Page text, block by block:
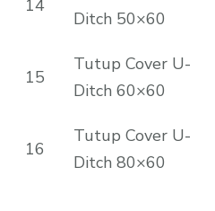
14
Ditch 50×60
15
Tutup Cover U-
Ditch 60×60
16
Tutup Cover U-
Ditch 80×60